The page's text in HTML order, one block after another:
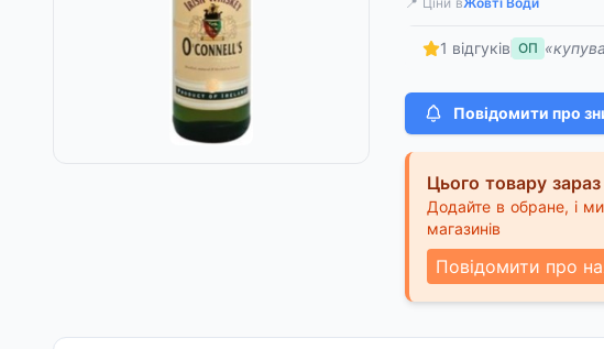
1 відгуків ОП
Повідомити про
Цього товару
Додайте в обране, і
магазинів
Повідомити про